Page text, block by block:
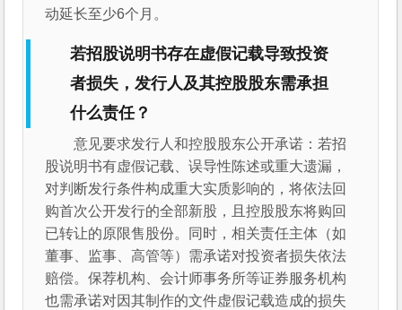
动延长至少6个月。
若招股说明书存在虚假记载导致投资
者损失，发行人及其控股股东需承担
什么责任？
意见要求发行人和控股股东公开承诺：若招
股说明书有虚假记载、误导性陈述或重大遗漏，
对判断发行条件构成重大实质影响的，将依法回
购首次公开发行的全部新股，且控股股东将购回
已转让的原限售股份。同时，相关责任主体（如
董事、监事、高管等）需承诺对投资者损失依法
赔偿。保荐机构、会计师事务所等证券服务机构
也需承诺对因其制作的文件虚假记载造成的损失